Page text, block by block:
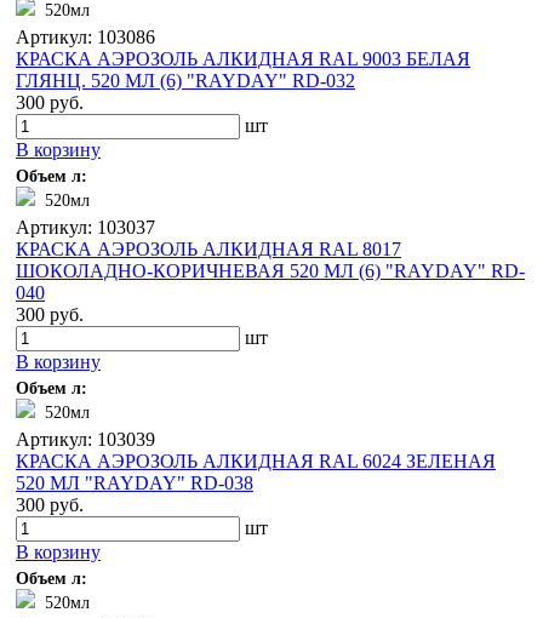
520мл
Артикул: 103086
КРАСКА АЭРОЗОЛЬ АЛКИДНАЯ RAL 9003 БЕЛАЯ
ГЛЯНЦ. 520 МЛ (6) "RAYDAY" RD-032
300 руб.
шт
В корзину
Объем л:
520мл
Артикул: 103037
КРАСКА АЭРОЗОЛЬ АЛКИДНАЯ RAL 8017
ШОКОЛАДНО-КОРИЧНЕВАЯ 520 МЛ (6) "RAYDAY" RD-
040
300 руб.
шт
В корзину
Объем л:
520мл
Артикул: 103039
КРАСКА АЭРОЗОЛЬ АЛКИДНАЯ RAL 6024 ЗЕЛЕНАЯ
520 МЛ "RAYDAY" RD-038
300 руб.
шт
В корзину
Объем л:
520мл